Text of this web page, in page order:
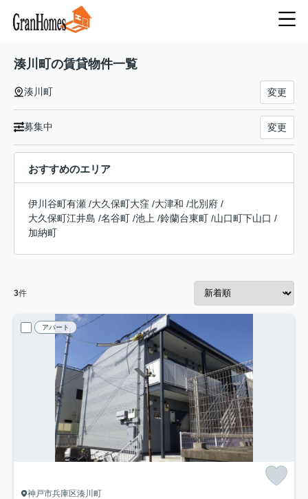
湊川町の賃貸物件一覧
湊川町 変更
募集中 変更
おすすめのエリア
伊川谷町有瀬 /大久保町大窪 /大津和 /北別府 /
大久保町江井島 /名谷町 /池上 /鈴蘭台東町 /山口町下山口 /
加納町
3件
アパート
神戸市兵庫区湊川町